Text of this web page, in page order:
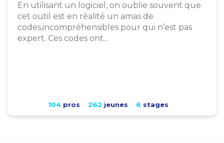
En utilisant un logiciel, on oublie souvent que
cet outil est en réalité un amas de
codes,incompréhensibles pour qui n’est pas
expert. Ces codes ont...
104pros 262 jeunes 6 stages